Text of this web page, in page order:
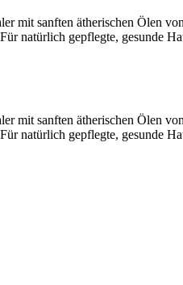
mit sanften ätherischen Ölen
natürlich gepflegte, gesunde
mit sanften ätherischen Ölen
natürlich gepflegte, gesunde